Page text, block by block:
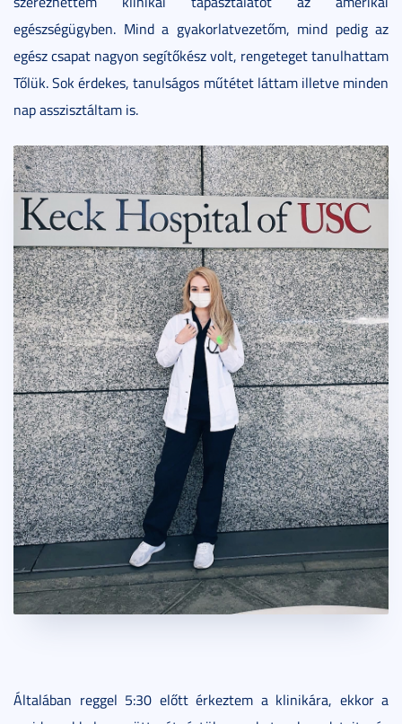
egészségügyben. Mind a gyakorlatvezetőm, mind pedig az
egész csapat nagyon segítőkész volt, rengeteget tanulhattam
Tőlük. Sok érdekes, tanulságos műtétet láttam illetve minden
nap asszisztáltam is.
Általában reggel 5:30 előtt érkeztem a klinikára, ekkor a